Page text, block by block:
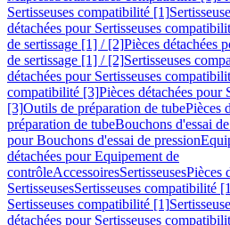
Sertisseuses compatibilité [1]
détachées pour Sertisseuses
de sertissage [1] / [2]Pièces détachées
de sertissage [1] / [2]Sertisseuses
détachées pour Sertisseuses
compatibilité [3]Pièces détachées pour
[3]Outils de préparation de tubePièces
préparation de tubeBouchons d'essai
pour Bouchons d'essai de pression
détachées pour Equipement de
contrôleAccessoiresSertisseusesPièces
SertisseusesSertisseuses compatibilité
Sertisseuses compatibilité [1]
détachées pour Sertisseuses